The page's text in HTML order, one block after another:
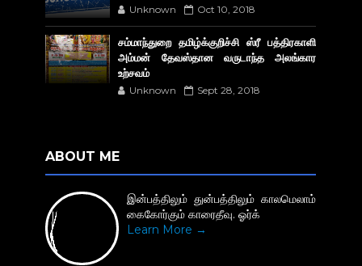
Unknown Oct 10, 2018
சம்மாந்துறை தமிழ்க்குறிச்சி ஸ்ரீ பத்திரகாளி
அம்மன் தேவஸ்தான வருடாந்த அலங்கார
உற்சவம்
Unknown Sept 28, 2018
ABOUT ME
இன்பத்திலும் துன்பத்திலும் காலமெலாம்
கைகோர்கும் காரைதீவு. ஓர்க்
Learn More →